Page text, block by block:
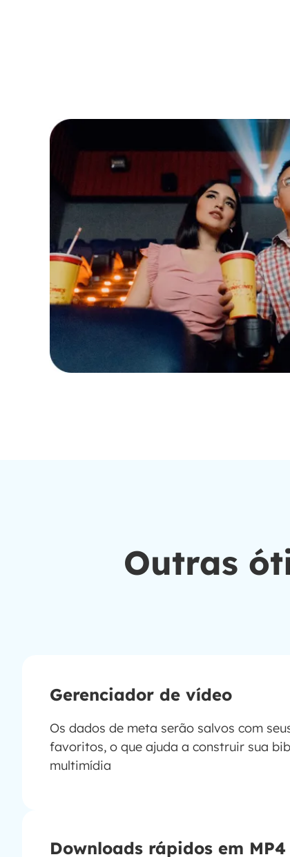
Outras
Gerenciador de vídeo
Os dados de meta serão salvos com
favoritos, o que ajuda a construir sua
multimídia
Downloads rápidos em MP4